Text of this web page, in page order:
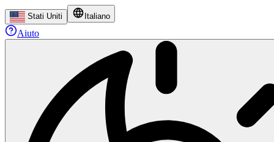
Stati Uniti Italiano
Aiuto